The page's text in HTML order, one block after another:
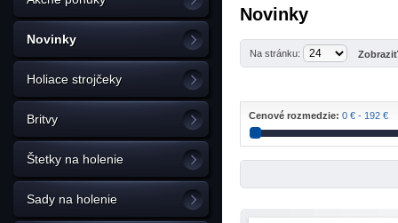
Novinky
Holiace strojčeky
Britvy
Štetky na holenie
Sady na holenie
Novinky
Na stránku:
Cenové rozmedzie: 0 € - 192 €